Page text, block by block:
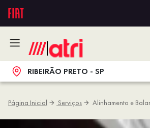
RIBEIRÃO PRETO - SP
Página Inicial Serviços Alinhamento e